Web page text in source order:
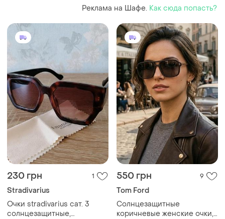
Реклама на Шафе. Как сюда попасть?
230 грн 1
Stradivarius
Очки stradivarius сат. 3
солнцезащитные,
550 грн 9
Tom Ford
Солнцезащитные
коричневые женские очки,